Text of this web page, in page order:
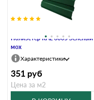
Полиэстер RAL 6005 Зеленый
мох
Характеристики
351 руб
Цена за м2